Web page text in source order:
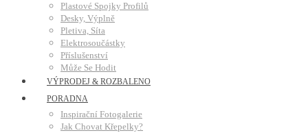
Plastové Spojky Profilů
Desky, Výplně
Pletiva, Síta
Elektrosoučástky
Příslušenství
Může Se Hodit
VÝPRODEJ & ROZBALENO
PORADNA
Inspirační Fotogalerie
Jak Chovat Křepelky?